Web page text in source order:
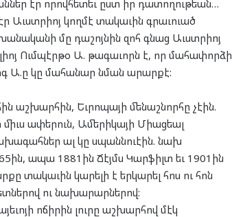
էր որովհետեւ ըստ իր դատողութեան…
Աւստրիոյ կողմէ տակաւին գրաւուած
մը դաշոյնին զոհ գնաց Աւստրիոյ
Ումպէրթօ Ա. թագաւորն է, որ մահափորձի
Ա.ը կը մահանար նման արարքէ:
աշխարհին, Եւրոպայի մենաշնորհը չէին.
ափերուն, Ամերիկայի Միացեալ
ալ կը սպաննուէին. նախ
ապա 1881ին Ճէյմս Կարֆիլտ եւ 1901ին
տակաւին կարելի է երկարել հոս ու հոն
ու նախարարներով:
ոճիրին լուրը աշխարհով մէկ